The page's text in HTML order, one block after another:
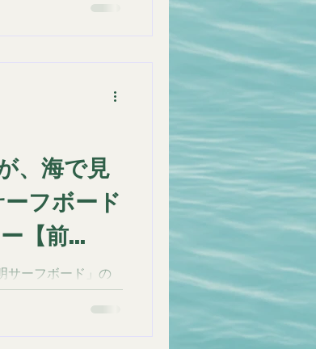
のWSL
、海で見
フボード
【前
サーフボード」の
もを持たない決
のか”という問い